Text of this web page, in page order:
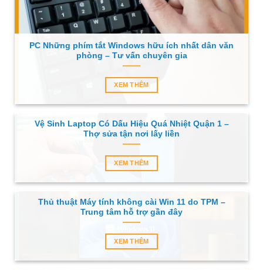
PC Những phím tắt Windows hữu ích nhất dân văn
phòng – Tư vấn chuyên gia
XEM THÊM
Vệ Sinh Laptop Có Dấu Hiệu Quá Nhiệt Quận 1 –
Thợ sửa tận nơi lấy liền
XEM THÊM
Thủ thuật Máy tính không cài Win 11 do TPM –
Trung tâm hỗ trợ gần đây
XEM THÊM